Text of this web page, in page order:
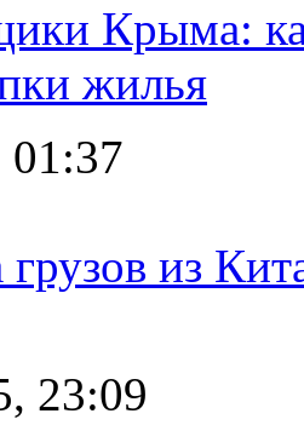
Крыма:
жилья
01:37
грузов из
23:09